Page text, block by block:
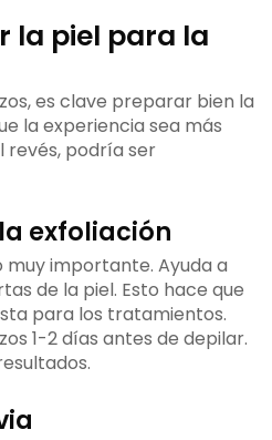
la piel para la
es clave preparar bien la
la experiencia sea más
revés, podría ser
exfoliación
muy importante. Ayuda a
de la piel. Esto hace que
para los tratamientos.
1-2 días antes de depilar.